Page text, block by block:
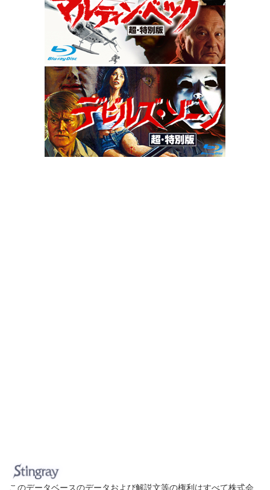
このデータベースのデータおよび解説文等の権利はすべて株式会